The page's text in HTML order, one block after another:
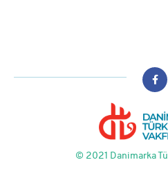
© 2021 Danimarka